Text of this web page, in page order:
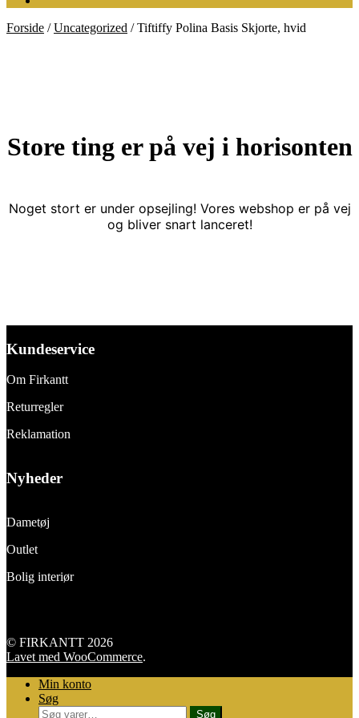
Forside /Uncategorized /Tiftiffy Polina Basis Skjorte, hvid
Store ting er på vej i horisonten
Noget stort er under opsejling! Vores webshop er på vej
og bliver snart lanceret!
Kundeservice
Om Firkantt
Returregler
Reklamation
Nyheder
Dametøj
Outlet
Bolig interiør
© FIRKANTT 2026
Lavet med WooCommerce.
Min konto
Søg
Søg
Søg